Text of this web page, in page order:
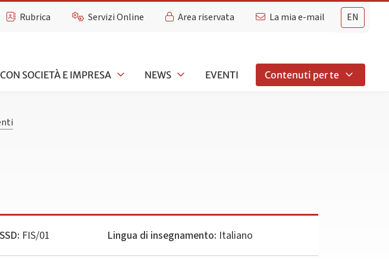
EN
Rubrica Servizi Online Area riservata La mia e-mail
CON SOCIETÀ E IMPRESA NEWS EVENTI Contenuti per te
SSD: FIS/01 Lingua di insegnamento: Italiano